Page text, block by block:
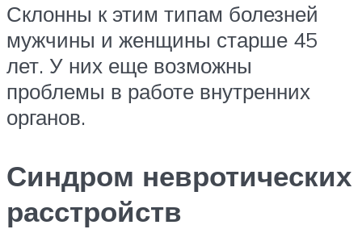
Склонны к этим типам болезней
мужчины и женщины старше 45
лет. У них еще возможны
проблемы в работе внутренних
органов.
Синдром невротических
расстройств